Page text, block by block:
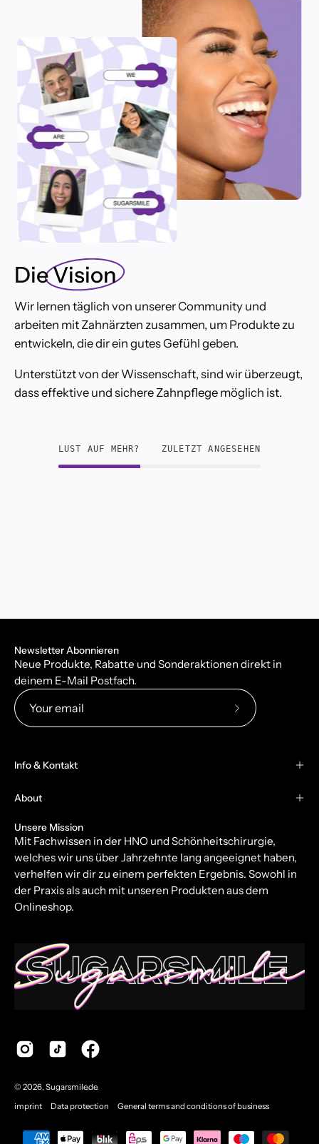
DieVision
Wir lernen täglich von unserer Community und
arbeiten mit Zahnärzten zusammen, um Produkte zu
entwickeln, die dir ein gutes Gefühl geben.
Unterstützt von der Wissenschaft, sind wir überzeugt,
dass effektive und sichere Zahnpflege möglich ist.
LUST AUF MEHR? ZULETZT ANGESEHEN
Newsletter Abonnieren
Neue Produkte, Rabatte und Sonderaktionen direkt in
deinem E-Mail Postfach.
Subscribe
Info & Kontakt
About
Unsere Mission
Mit Fachwissen in der HNO und Schönheitschirurgie,
welches wir uns über Jahrzehnte lang angeeignet haben,
verhelfen wir dir zu einem perfekten Ergebnis. Sowohl in
der Praxis als auch mit unseren Produkten aus dem
Onlineshop.
© 2026, Sugarsmile.de.
imprint
Data protection General terms and conditions of business